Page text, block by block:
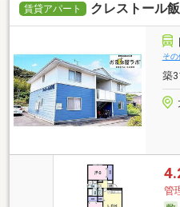
賃貸アパート クレストール
そ
築
管